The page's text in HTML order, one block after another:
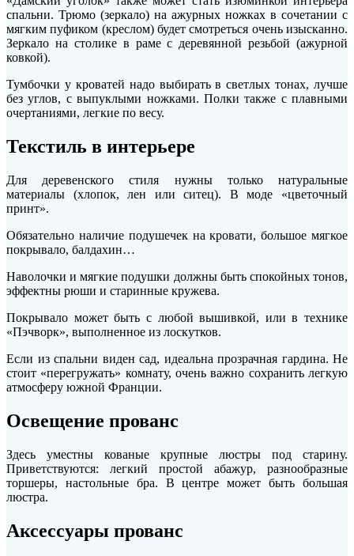
спальни. Трюмо (зеркало) на ажурных ножках в сочетании с
мягким пуфиком (креслом) будет смотреться очень изысканно.
Зеркало на столике в раме с деревянной резьбой (ажурной
ковкой).
Тумбочки у кроватей надо выбирать в светлых тонах, лучше
без углов, с выпуклыми ножками. Полки также с плавными
очертаниями, легкие по весу.
Текстиль в интерьере
Для деревенского стиля нужны только натуральные
материалы (хлопок, лен или ситец). В моде «цветочный
принт».
Обязательно наличие подушечек на кровати, большое мягкое
покрывало, балдахин…
Наволочки и мягкие подушки должны быть спокойных тонов,
эффектны рюши и старинные кружева.
Покрывало может быть с любой вышивкой, или в технике
«Пэчворк», выполненное из лоскутков.
Если из спальни виден сад, идеальна прозрачная гардина. Не
стоит «перегружать» комнату, очень важно сохранить легкую
атмосферу южной Франции.
Освещение прованс
Здесь уместны кованые крупные люстры под старину.
Приветствуются: легкий простой абажур, разнообразные
торшеры, настольные бра. В центре может быть большая
люстра.
Аксессуары прованс